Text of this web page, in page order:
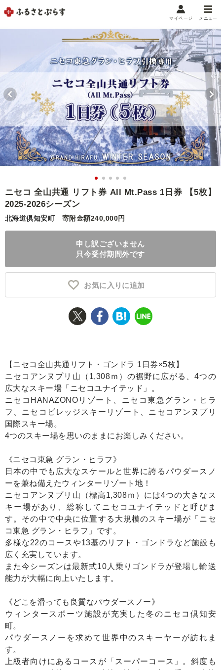
メニュー
マイメニュー
お気に入り 閲覧履歴
メニュー
お礼の品から探す
お礼の品をカテゴリや金額で絞り込み
自治体から探す
ランキング
特集・おすすめ
マイページ
ニセコ 全山共通 リフト券 All Mt.Pass 1日券 【5枚】
2025-2026シーズン
北海道倶知安町 寄附金額240,000円
申し訳ございません
只今受付期間外です
お気に入りに追加
【ニセコ全山共通リフト・ゴンドラ 1日券×5枚】
ニセコアンヌプリ山（1,308ｍ）の裾野に広がる、4つの
広大なスキー場「ニセコユナイテッド」。
ニセコHANAZONOリゾート、ニセコ東急グラン・ヒラ
フ、ニセコビレッジスキーリゾート、ニセコアンヌプリ
国際スキー場。
4つのスキー場を思いのままにお楽しみください。
《ニセコ東急 グラン・ヒラフ》
日本の中でも広大なスケールと世界に誇るパウダースノ
ーを兼ね備えたウィンターリゾート地！
ニセコアンヌプリ山（標高1,308ｍ）には4つの大きなス
キー場があり、総称してニセコユナイテッドと呼びま
す。その中で中央に位置する大規模のスキー場が「ニセ
コ東急 グラン・ヒラフ」です。
多様な22のコースや13基のリフト・ゴンドラなど施設も
広く充実しています。
また今シーズンは最新式10人乗りゴンドラが登場し輸送
能力が大幅に向上いたします。
《どこを滑っても良質なパウダースノー》
ウィンタースポーツ施設が充実した冬のニセコ倶知安
町。
パウダースノーを求めて世界中のスキーヤーが訪れま
す。
上級者向けにあるコースが「スーパーコース」。斜度も